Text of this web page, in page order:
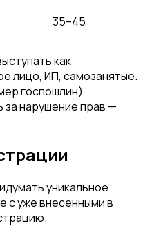
35–45
как
лицо, ИП, самозанятые.
госпошлин)
за нарушение прав —
уникальное
с уже внесенными в